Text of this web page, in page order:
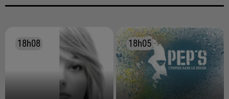
18h08
18h08 18h05
18h05